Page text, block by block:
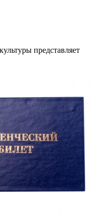
представляет